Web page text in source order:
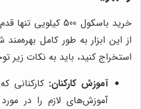
خرید باسکول 500
از این ابزار به طور کامل
استخراج کنید، باید به نکات زیر
آموزش کارکنان: کارکنانی
آموزش‌های لازم را در